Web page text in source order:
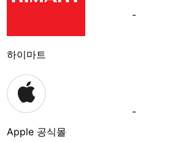
하이마트
-
Apple 공식몰
-